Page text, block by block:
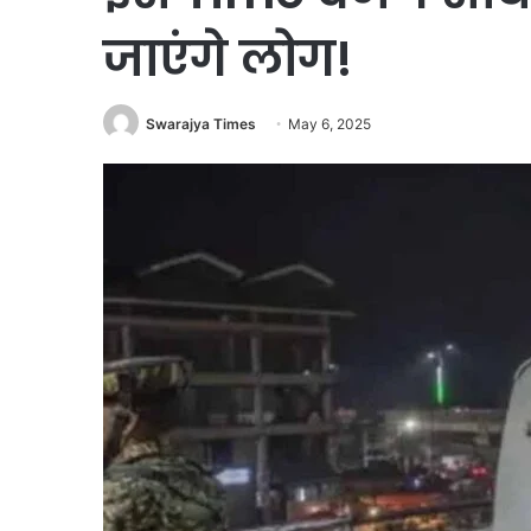
जाएंगे लोग!
Swarajya Times May 6, 2025